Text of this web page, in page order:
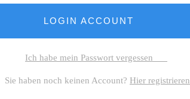
LOGIN ACCOUNT
Ich habe mein Passwort vergessen
Sie haben noch keinen Account? Hier registrieren